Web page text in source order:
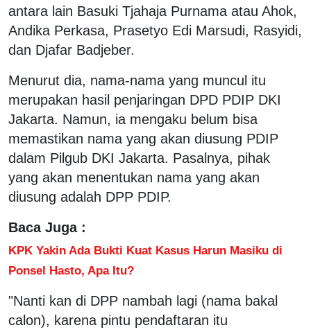
antara lain Basuki Tjahaja Purnama atau Ahok,
Andika Perkasa, Prasetyo Edi Marsudi, Rasyidi,
dan Djafar Badjeber.
Menurut dia, nama-nama yang muncul itu
merupakan hasil penjaringan DPD PDIP DKI
Jakarta. Namun, ia mengaku belum bisa
memastikan nama yang akan diusung PDIP
dalam Pilgub DKI Jakarta. Pasalnya, pihak
yang akan menentukan nama yang akan
diusung adalah DPP PDIP.
Baca Juga :
KPK Yakin Ada Bukti Kuat Kasus Harun Masiku di
Ponsel Hasto, Apa Itu?
"Nanti kan di DPP nambah lagi (nama bakal
calon), karena pintu pendaftaran itu